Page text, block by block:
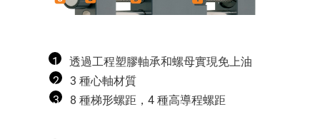
1
透過工程塑膠軸承和螺母實現免上油
2
3 種心軸材質
3
8 種梯形螺距，4 種高導程螺距